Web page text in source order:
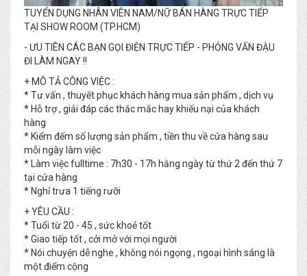
TUYỂN DỤNG NHÂN VIÊN NAM/NỮ BÁN HÀNG TRỰC TIẾP
TẠI SHOW ROOM (TP.HCM)
- ƯU TIÊN CÁC BẠN GỌI ĐIỆN TRỰC TIẾP - PHỎNG VẤN ĐẬU
ĐI LÀM NGAY !!
+ MÔ TẢ CÔNG VIỆC :
* Tư vấn , thuyết phục khách hàng mua sản phẩm , dịch vụ
* Hỗ trợ , giải đáp các thắc mắc hay khiếu nại của khách
hàng
* Kiểm đếm số lượng sản phẩm , tiền thu về cửa hàng sau
mỗi ngày làm việc
* Làm việc fulltime : 7h30 - 17h hằng ngày từ thứ 2 đến thứ 7
tại cửa hàng
* Nghỉ trưa 1 tiếng rưỡi
+ YÊU CẦU :
* Tuổi từ 20 - 45 , sức khoẻ tốt
* Giao tiếp tốt , cởi mở với mọi người
* Nói chuyện dễ nghe , không nói ngọng , ngoại hình sáng là
một điểm cộng